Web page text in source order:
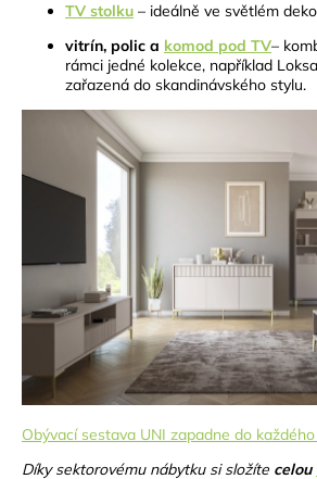
TV stolku – ideálně ve světlém
vitrín, polic a komod pod TV–
rámci jedné kolekce, například
zařazená do skandinávského stylu.
Obývací sestava UNI zapadne do
Díky sektorovému nábytku si složíte celou